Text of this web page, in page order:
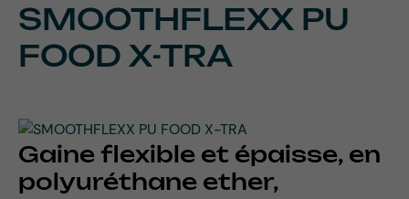
SMOOTHFLEXX PU
FOOD X-TRA
Gaine flexible et épaisse, en
polyuréthane ether,